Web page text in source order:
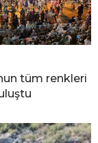
tüm renkleri